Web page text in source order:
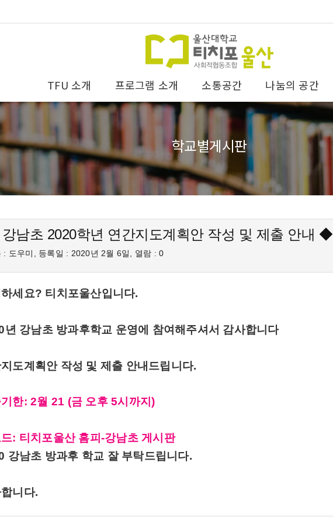
TFU 소개 프로그램 소개 소통공간 나눔의 공간
학교별게시판
남초 2020학년 연간지도계획안 작성 및 제출 안내 ◆
: 도우미, 등록일 : 2020년 2월 6일, 열람 : 0
세요? 티치포울산입니다.
년 강남초 방과후학교 운영에 참여해주셔서 감사합니다
도계획안 작성 및 제출 안내드립니다.
한: 2월 21 (금 오후 5시까지)
: 티치포울산 홈피-강남초 게시판
강남초 방과후 학교 잘 부탁드립니다.
니다.